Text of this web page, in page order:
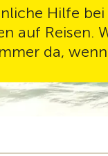
Hilfe
auf Reisen.
da,